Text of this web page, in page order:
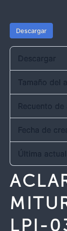
Descargar
Descargar
Tamaño del
Recuento de
Fecha de
Última
LPI-